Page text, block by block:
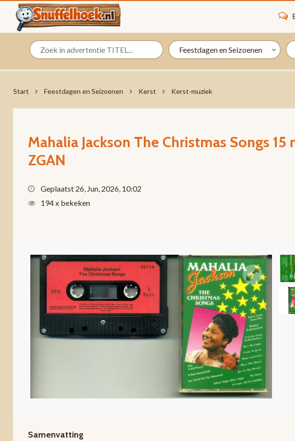
Start Feestdagen en Seizoenen Kerst Kerst-muziek
Mahalia Jackson ‎The Christmas Songs 15
ZGAN
Geplaatst 26, Jun, 2026, 10:02
194 x bekeken
Samenvatting